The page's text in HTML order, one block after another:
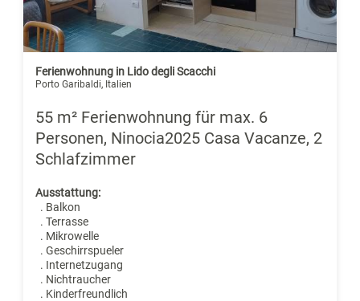
Ferienwohnung in Lido degli Scacchi
Porto Garibaldi, Italien
55 m² Ferienwohnung für max. 6
Personen, Ninocia2025 Casa Vacanze, 2
Schlafzimmer
Ausstattung:
. Balkon
. Terrasse
. Mikrowelle
. Geschirrspueler
. Internetzugang
. Nichtraucher
. Kinderfreundlich